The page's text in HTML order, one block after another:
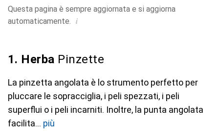
Questa pagina è sempre aggiornata e si aggiorna
automaticamente. i
1. Herba Pinzette
La pinzetta angolata è lo strumento perfetto per
pluccare le sopracciglia, i peli spezzati, i peli
superflui o i peli incarniti. Inoltre, la punta angolata
facilita
più